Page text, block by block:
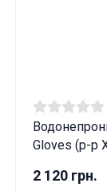
Gloves (р-р
2 120 грн.